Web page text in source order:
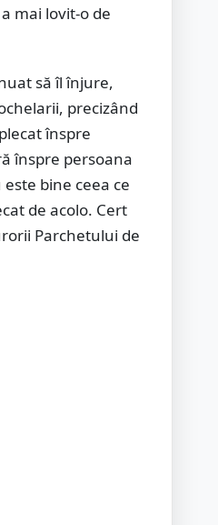
mai lovit-o de
să îl înjure,
precizând
înspre
înspre persoana
bine ceea ce
de acolo. Cert
Parchetului de